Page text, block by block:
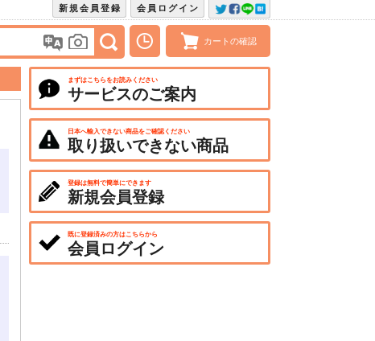
会員ログイン
新規会員登録
カートの確認
まずはこちらをお読みください
サービスのご案内
日本へ輸入できない商品をご確認ください
取り扱いできない商品
登録は無料で簡単にできます
新規会員登録
既に登録済みの方はこちらから
会員ログイン